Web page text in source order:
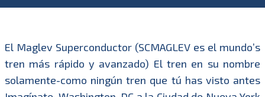
El Maglev Superconductor (SCMAGLEV es el mundo’s
tren más rápido y avanzado) El tren en su nombre
solamente-como ningún tren que tú has visto antes